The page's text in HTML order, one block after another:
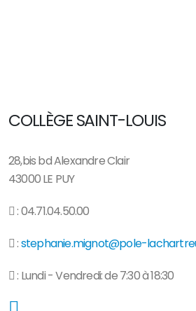
COLLÈGE SAINT-LOUIS
28,bis bd Alexandre Clair
43000 LE PUY
: 04.71.04.50.00
:stephanie.mignot@pole-
: Lundi - Vendredi: de 7:30 à 18:30